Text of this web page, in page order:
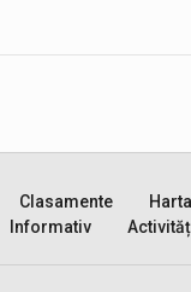
Clasamente
Harta
Informativ